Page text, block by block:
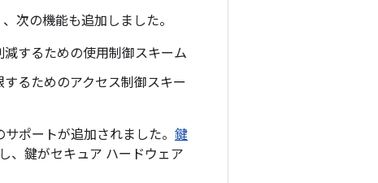
次の機能も追加しました。
するための使用制御スキーム
るためのアクセス制御スキー
ポートが追加されました。 鍵
、鍵がセキュア ハードウェア